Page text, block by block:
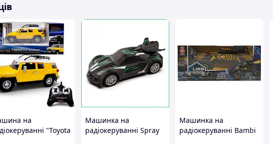
втілення військового пригоди для маленьких дітей. Завдяки його
орбізами на чималі відстані, а дивовижний всюдихідний дизайн
у найнепередбачуваніших умовах. Пориньте у світ військових ігор разом
їм цей приголомшливий ігровий набір.
що гарантує
для легкого керування
вигляду під час
на
"Toyota
Машинка на
радіокеруванні Spray
Машинка на
радіокеруванні Bambi